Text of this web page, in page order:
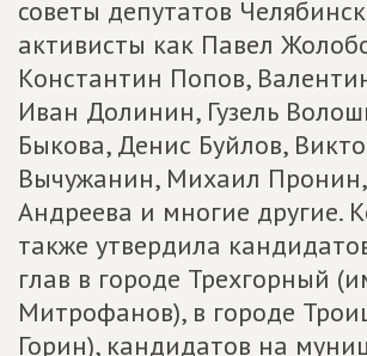
советы депутатов
активисты как Павел
Константин Попов,
Иван Долинин, Гузель
Быкова, Денис Буйлов,
Вычужанин, Михаил
Андреева и многие другие.
также утвердила
глав в городе Трехгорный
Митрофанов), в городе
Горин), кандидатов на